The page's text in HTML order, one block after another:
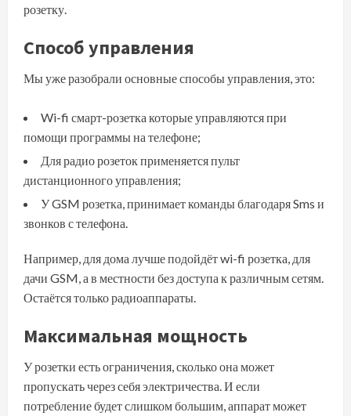
розетку.
Способ управления
Мы уже разобрали основные способы управления, это:
Wi-fi смарт-розетка которые управляются при
помощи программы на телефоне;
Для радио розеток применяется пульт
дистанционного управления;
У GSM розетка, принимает команды благодаря Sms и
звонков с телефона.
Например, для дома лучше подойдёт wi-fi розетка, для
дачи GSM, а в местности без доступа к различным сетям.
Остаётся только радиоаппараты.
Максимальная мощность
У розетки есть ограничения, сколько она может
пропускать через себя электричества. И если
потребление будет слишком большим, аппарат может